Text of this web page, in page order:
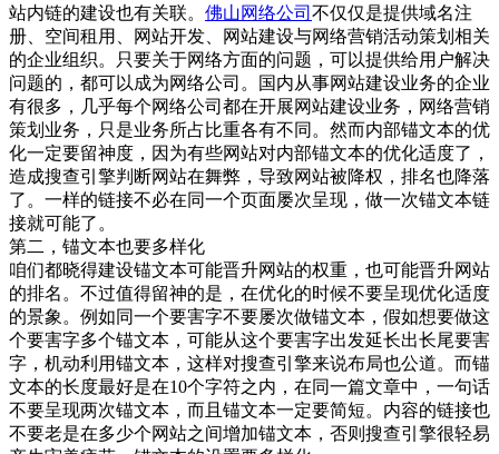
站内链的建设也有关联。 佛山网络公司 不仅仅是提供域名注
册、空间租用、网站开发、网站建设与网络营销活动策划相关
的企业组织。只要关于网络方面的问题，可以提供给用户解决
问题的，都可以成为网络公司。国内从事网站建设业务的企业
有很多，几乎每个网络公司都在开展网站建设业务，网络营销
策划业务，只是业务所占比重各有不同。然而内部锚文本的优
化一定要留神度，因为有些网站对内部锚文本的优化适度了，
造成搜查引擎判断网站在舞弊，导致网站被降权，排名也降落
了。一样的链接不必在同一个页面屡次呈现，做一次锚文本链
接就可能了。
第二，锚文本也要多样化
咱们都晓得建设锚文本可能晋升网站的权重，也可能晋升网站
的排名。不过值得留神的是，在优化的时候不要呈现优化适度
的景象。例如同一个要害字不要屡次做锚文本，假如想要做这
个要害字多个锚文本，可能从这个要害字出发延长出长尾要害
字，机动利用锚文本，这样对搜查引擎来说布局也公道。而锚
文本的长度最好是在10个字符之内，在同一篇文章中，一句话
不要呈现两次锚文本，而且锚文本一定要简短。内容的链接也
不要老是在多少个网站之间增加锚文本，否则搜查引擎很轻易